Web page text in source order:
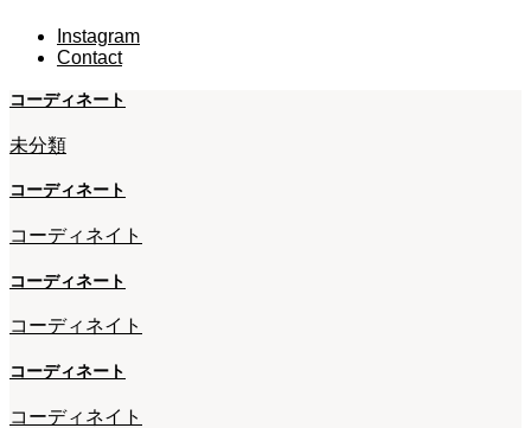
Instagram
Contact
コーディネート
未分類
コーディネート
コーディネイト
コーディネート
コーディネイト
コーディネート
コーディネイト